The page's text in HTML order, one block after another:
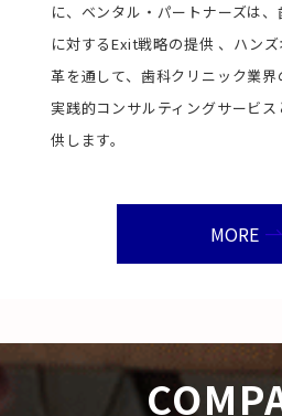
に、ベンタル・パートナーズは
に対するExit戦略の提供 、ハン
革を通して、歯科クリニック業界
実践的コンサルティングサービ
供します。
MORE